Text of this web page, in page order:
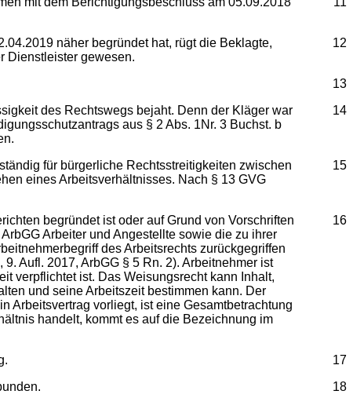
12
näher begründet hat, rügt die Beklagte,
Dienstleister gewesen.
13
14
des Rechtswegs bejaht. Denn der Kläger war
aus § 2 Abs. 1Nr. 3 Buchst. b
15
für bürgerliche Rechtsstreitigkeiten zwischen
eines Arbeitsverhältnisses. Nach § 13 GVG
16
begründet ist oder auf Grund von Vorschriften
Arbeiter und Angestellte sowie die zu ihrer
des Arbeitsrechts zurückgegriffen
Aufl. 2017, ArbGG § 5 Rn. 2). Arbeitnehmer ist
verpflichtet ist. Das Weisungsrecht kann Inhalt,
und seine Arbeitszeit bestimmen kann. Der
Arbeitsvertrag vorliegt, ist eine Gesamtbetrachtung
handelt, kommt es auf die Bezeichnung im
17
18